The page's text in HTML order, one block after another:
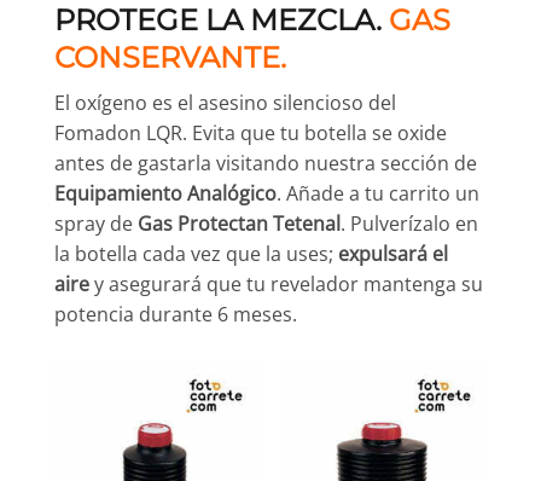
PROTEGE LA MEZCLA. GAS
CONSERVANTE.
El oxígeno es el asesino silencioso del
Fomadon LQR. Evita que tu botella se oxide
antes de gastarla visitando nuestra sección de
Equipamiento Analógico. Añade a tu carrito un
spray de Gas Protectan Tetenal. Pulverízalo en
la botella cada vez que la uses; expulsará el
airey asegurará que tu revelador mantenga su
potencia durante 6 meses.